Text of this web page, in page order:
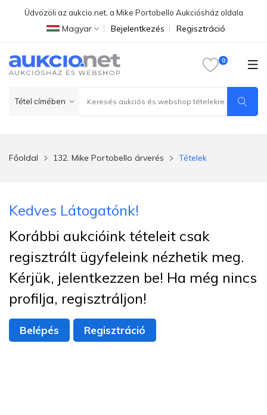
Üdvözöli az aukcio.net, a Mike Portobello Aukciósház oldala
Magyar Bejelentkezés Regisztráció
Főoldal 132. Mike Portobello árverés Tételek
Kedves Látogatónk!
Korábbi aukcióink tételeit csak
regisztrált ügyfeleink nézhetik meg.
Kérjük, jelentkezzen be! Ha még nincs
profilja, regisztráljon!
Belépés Regisztráció